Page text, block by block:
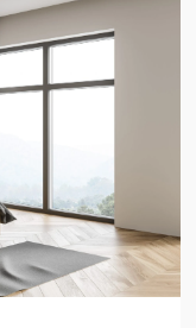
e
de
operações do
marketing